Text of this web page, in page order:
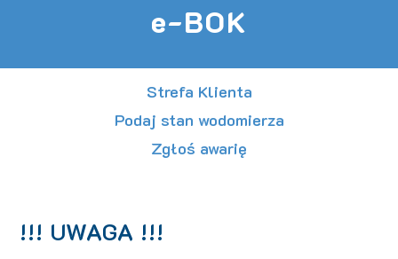
e-BOK
Strefa Klienta
Podaj stan wodomierza
Zgłoś awarię
!!! UWAGA !!!